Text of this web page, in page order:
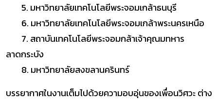
5. มหาวิทยาลัยเทคโนโลยีพระจอมเกล้าธนบุรี
6. มหาวิทยาลัยเทคโนโลยีพระจอมเกล้าพระนครเหนือ
7. สถาบันเทคโนโลยีพระจอมกล้าเจ้าคุณมทหาร
ลาดกระบัง
8. มหาวิทยาลัยสงขลานครินทร์
บรรยากาศในงานเต็มไปด้วยความอบอุ่นของเพื่อนวิศวะ ต่าง